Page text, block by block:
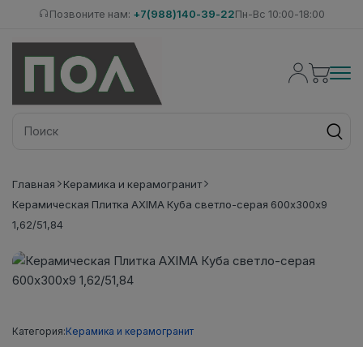
Позвоните нам: +7(988)140-39-22Пн-Вс 10:00-18:00
Главная
Керамика и керамогранит
Керамическая Плитка AXIMA Куба светло-серая 600х300х9
1,62/51,84
Категория:Керамика и керамогранит